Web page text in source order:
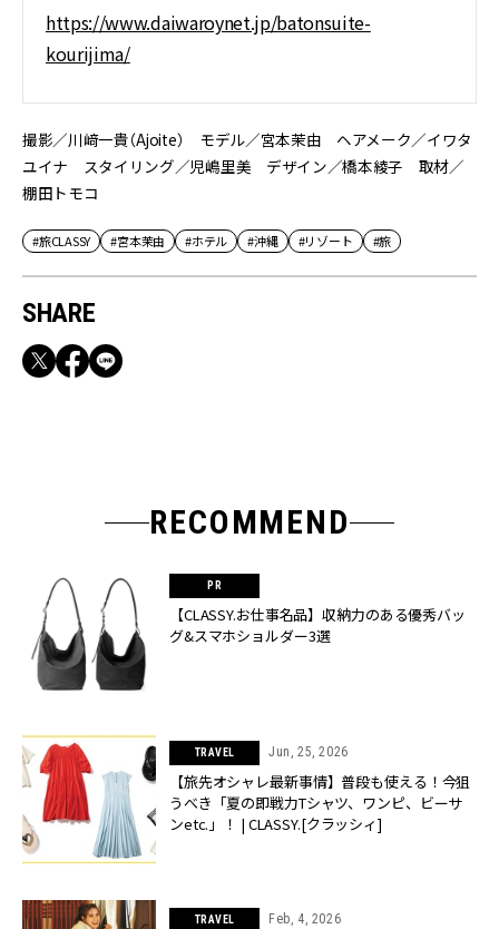
https://www.daiwaroynet.jp/batonsuite-
kourijima/
撮影／川﨑一貴（Ajoite） モデル／宮本茉由 ヘアメーク／イワタ
ユイナ スタイリング／児嶋里美 デザイン／橋本綾子 取材／
棚田トモコ
#旅CLASSY #宮本茉由 #ホテル #沖縄 #リゾート #旅
SHARE
RECOMMEND
【CLASSY.お仕事名品】収納力のある優秀バッ
グ&スマホショルダー3選
TRAVEL Jun, 25, 2026
【旅先オシャレ最新事情】普段も使える！今狙
うべき「夏の即戦力Tシャツ、ワンピ、ビーサ
ンetc.」！ | CLASSY.[クラッシィ]
TRAVEL Feb, 4, 2026